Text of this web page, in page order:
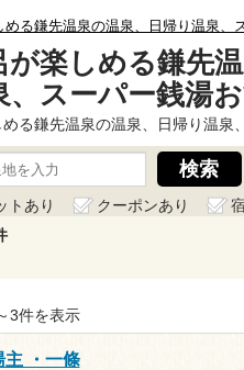
める鎌先温泉の温泉、日帰り温泉、
が楽しめる鎌先
、スーパー銭湯
る鎌先温泉の温泉、日帰り温泉
トあり クーポンあり
3件を表示
主 ・一條